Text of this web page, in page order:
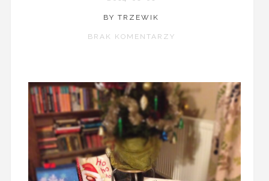
BY TRZEWIK
BRAK KOMENTARZY